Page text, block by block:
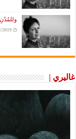
2019
غاليري |